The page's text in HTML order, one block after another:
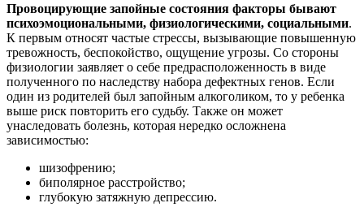
Провоцирующие запойные состояния факторы бывают
психоэмоциональными, физиологическими, социальными.
К первым относят частые стрессы, вызывающие повышенную
тревожность, беспокойство, ощущение угрозы. Со стороны
физиологии заявляет о себе предрасположенность в виде
полученного по наследству набора дефектных генов. Если
один из родителей был запойным алкоголиком, то у ребенка
выше риск повторить его судьбу. Также он может
унаследовать болезнь, которая нередко осложнена
зависимостью:
шизофрению;
биполярное расстройство;
глубокую затяжную депрессию.